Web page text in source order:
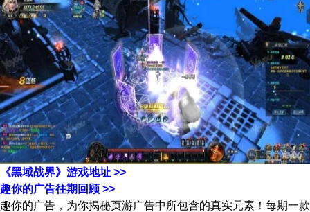
《黑域战界》游戏地址 >>
趣你的广告往期回顾 >>
趣你的广告，为你揭秘页游广告中所包含的真实元素！每期一款